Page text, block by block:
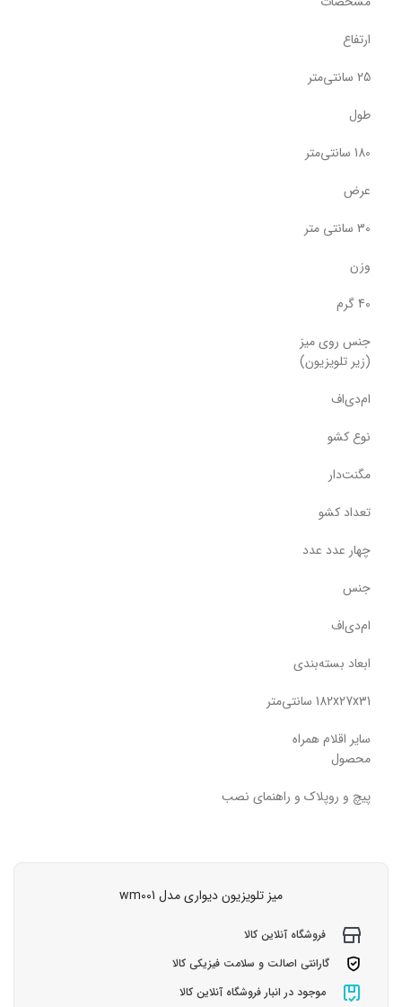
ارتفاع
25 سانتی‌متر
طول
180 سانتی‌متر
عرض
30 سانتی متر
وزن
40 گرم
جنس روی میز
(زیر تلویزیون)
ام‌دی‌اف
نوع کشو
مگنت‌دار
تعداد کشو
چهار عدد عدد
جنس
ام‌دی‌اف
ابعاد بسته‌بندی
182x27x31 سانتی‌متر
سایر اقلام همراه
محصول
پیچ و روپلاک و راهنمای نصب
میز تلویزیون دیواری مدل wm001
فروشگاه آنلاین کالا
گارانتی اصالت و سلامت فیزیکی کالا
موجود در انبار فروشگاه آنلاین کالا